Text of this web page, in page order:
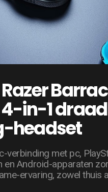
4-in-1
headset
verbinding met pc,
en Android-apparaten
ervaring, zowel thuis